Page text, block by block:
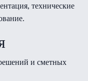
технические
и сметных